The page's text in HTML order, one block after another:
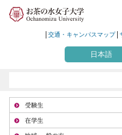
交通・キャンパスマップ
日本語